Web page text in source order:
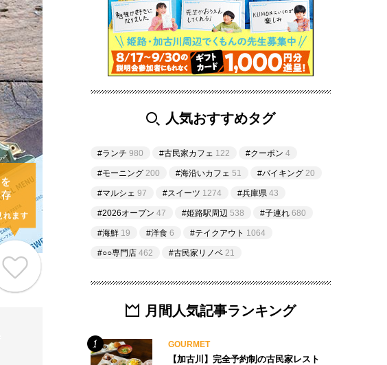
人気おすすめタグ
#ランチ 980 #古民家カフェ 122 #クーポン 4
#モーニング 200 #海沿いカフェ 51 #バイキング 20
#マルシェ 97 #スイーツ 1274 #兵庫県 43
#2026オープン 47 #姫路駅周辺 538 #子連れ 680
#海鮮 19 #洋食 6 #テイクアウト 1064
#○○専門店 462 #古民家リノベ 21
月間人気記事ランキング
GOURMET
【加古川】完全予約制の古民家レスト